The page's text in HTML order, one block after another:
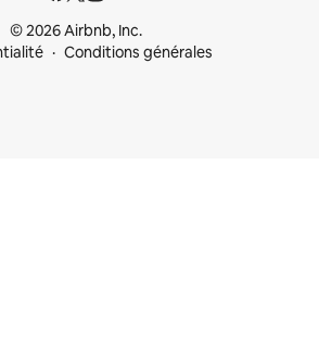
© 2026 Airbnb, Inc.
Conditions générales